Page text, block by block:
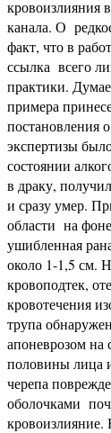
кровоизлияния
канала. О
факт, что в
ссылка всего
практики.
примера
постановления
экспертизы
состоянии
в драку,
и сразу умер.
области на
ушибленная
около 1-1,5 см.
кровоподтек,
кровотечения
трупа
апоневрозом на
половины лица
черепа
оболочками
кровоизлияние.